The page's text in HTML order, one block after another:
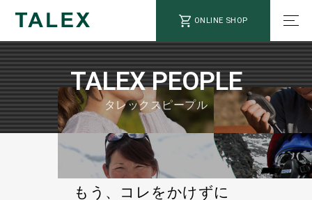
ONLINE SHOP
TALEX PEOPLE
タレックスピープル
ドライビング
もう、コレをかけずに